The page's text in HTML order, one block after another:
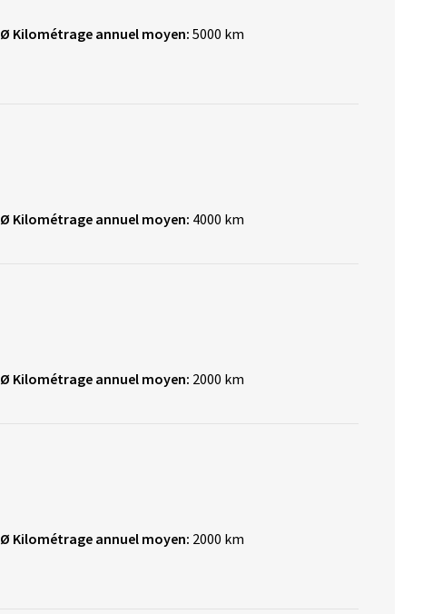
Ø Kilométrage annuel moyen:5000 km
Ø Kilométrage annuel moyen: 4000 km
Ø Kilométrage annuel moyen: 2000 km
Ø Kilométrage annuel moyen: 2000 km